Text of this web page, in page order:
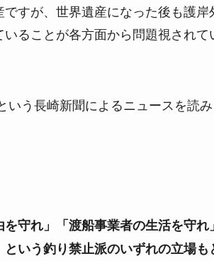
すが、世界遺産になった後も護岸
ることが各方面から問題視されて
う長崎新聞によるニュースを読み
守れ」「渡船事業者の生活を守れ
いう釣り禁止派のいずれの立場も